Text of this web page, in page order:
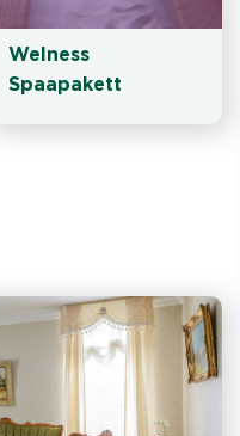
Welness
Spaapakett